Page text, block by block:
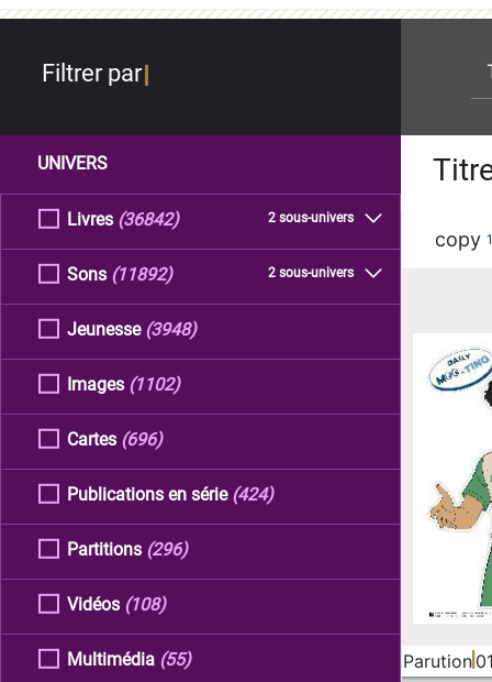
Filtrer par
UNIVERS
Livres 2 sous-univers
(36842)
Sons 2 sous-univers
(11892)
Jeunesse (3948)
Images (1102)
Cartes (696)
Publications en série (424)
Partitions (296)
Vidéos (108)
Multimédia (55)
copy
Parution